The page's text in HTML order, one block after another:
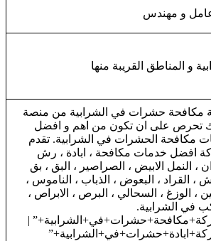
و المناطق القريبة منها
مكافحة حشرات في الشرابية من منصة
تحرص على ان تكون من اهم و افضل
مكافحة الحشرات في الشرابية. تقدم
افضل خدمات مكافحة ، ابادة ، رش
، النمل الابيض ، الصراصير ، البق ، بق
، القراد ، البعوض ، الذباب ، الناموس ،
، الوزغ ، السحالي ، البرص ، الابراص ،
في الشرابية.
|